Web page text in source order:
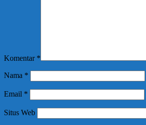
Komentar *
Nama *
Email *
Situs Web